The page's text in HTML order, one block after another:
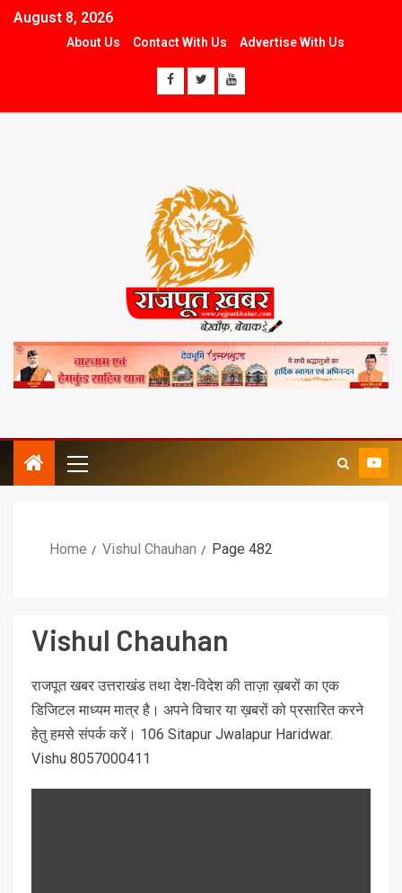
August 8, 2026
About Us Contact With Us Advertise With Us
Home Vishul Chauhan Page 482
Vishul Chauhan
राजपूत खबर उत्तराखंड तथा देश-विदेश की ताज़ा ख़बरों का एक
डिजिटल माध्यम मात्र है। अपने विचार या ख़बरों को प्रसारित करने
हेतु हमसे संपर्क करें। 106 Sitapur Jwalapur Haridwar.
Vishu 8057000411